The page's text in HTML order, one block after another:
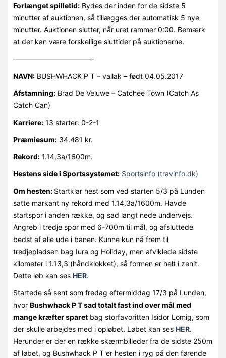
Forlænget spilletid:Bydes der inden for de sidste 5
minutter af auktionen, så tillægges der automatisk 5 nye
minutter. Auktionen slutter, når uret rammer 0:00. Bemærk
at der kan være forskellige sluttider på auktionerne.
———————————-
NAVN:BUSHWHACK P T – vallak – født 04.05.2017
Afstamning:Brad De Veluwe – Catchee Town (Catch As
Catch Can)
Karriere:13 starter: 0-2-1
Præmiesum:34.481 kr.
Rekord:1.14,3a/1600m.
Hestens side i Sportssystemet: Sportsinfo (travinfo.dk)
Om hesten: Startklar hest som ved starten 5/3 på Lunden
satte markant ny rekord med 1.14,3a/1600m. Havde
startspor i anden række, og sad langt nede undervejs.
Angreb i tredje spor med 6-700m til mål, og afsluttede
bedst af alle ude i banen. Kunne kun nå frem til
tredjepladsen bag Iura og Holiday, men afviklede sidste
kilometer i 1.13,3 (håndklokket), så formen er helt i zenit.
Dette løb kan ses HER.
Startede så sent som fredag eftermiddag 17/3 på Lunden,
hvor Bushwhack P T sad totalt fast ind over mål med
mange kræfter sparetbag storfavoritten Isidor Lomig, som
der skulle arbejdes med i opløbet. Løbet kan ses HER.
Herunder er der en række skærmbilleder fra de sidste 250m
af løbet, og Bushwhack P T er hesten i ryg på den førende